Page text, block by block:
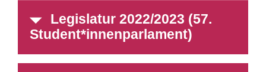
Legislatur 2022/2023 (57.
Student*innenparlament)